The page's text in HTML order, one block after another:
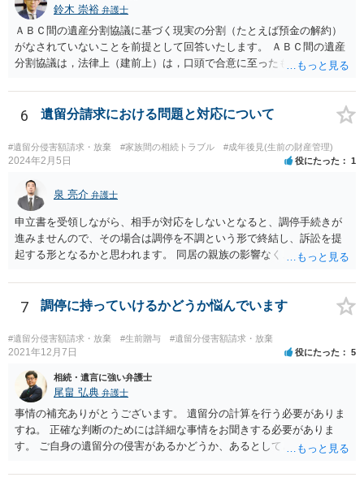
鈴木 崇裕 弁護士
ＡＢＣ間の遺産分割協議に基づく現実の分割（たとえば預金の解約）
がなされていないことを前提として回答いたします。 ＡＢＣ間の遺産
分割協議は，法律上（建前上）は，口頭で合意に至ったものであって
ん。 また，不動産の名義を移転するためには，遺産分割協議書への署
名捺印を得る必要があります。 したがって，残念ながら，「ＡＢＣ間
の遺産分割協議が有効に成立している」という前提に基づく主張は困
難と思われます。 「ＡＢＣ間の遺産分割協議は未了のまま，ＡとＢが
死亡し，二次相続が発生した」という前提に基づいて協議を進める必
議の内容を前提とした主張をすることが最も有利ですが，ＡＢの相続
人は応じない姿勢を示していることから，実現は困難だと思います。
主張としては維持しつつも，現実的な解決方法（遺産分割協議の落と
しどころ）としては，譲歩することを甘受しなければならないかもし
れません。
6 遺留分請求における問題と対応について
#遺留分侵害額請求・放棄 #家族間の相続トラブル #成年後見(生前の財産管理)
2024年2月5日 役にたった 1
泉 亮介 弁護士
申立書を受領しながら、相手が対応をしないとなると、調停手続きが
進みませんので、その場合は調停を不調という形で終結し、訴訟を提
起する形となるかと思われます。 同居の親族の影響なく、というのは
め、後からひっくり返すということは難しくなってくるかと思われま
す。 公開相談の場でのご相談については、どうしても限界が出てしま
7 調停に持っていけるかどうか悩んでいます
#遺留分侵害額請求・放棄 #生前贈与 #遺留分侵害額請求・放棄
2021年12月7日 役にたった 5
相続・遺言に強い弁護士
尾畠 弘典 弁護士
事情の補充ありがとうございます。 遺留分の計算を行う必要がありま
すね。 正確な判断のためには詳細な事情をお聞きする必要がありま
す。 ご自身の遺留分の侵害があるかどうか、あるとしてどの程度の金
相談されるのが良いと思います。